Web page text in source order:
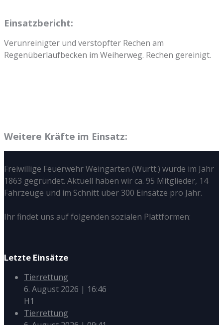
Einsatzbericht:
Verunreinigter und verstopfter Rechen am
Regenüberlaufbecken im Weiherweg. Rechen gereinigt.
Weitere Kräfte im Einsatz:
Freiwillige Feuerwehr Weingarten (Württ.) wurde im Jahr
1863 gegründet. Aktuell haben wir ca. 95 Mitglieder, 14
Fahrzeuge und im Schnitt über 300 Einsätze pro Jahr.
Ihr findet uns auf folgenden sozialen Plattformen:
Letzte Einsätze
Tierrettung
6. August 2026 | 16:46
H1
Tierrettung